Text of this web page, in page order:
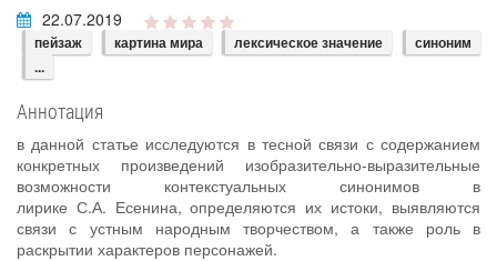
22.07.2019
пейзаж картина мира лексическое значение
синоним
...
Аннотация
в данной статье исследуются в тесной связи с содержанием
конкретных произведений изобразительно-выразительные
возможности контекстуальных синонимов в
лирике С.А. Есенина, определяются их истоки, выявляются
связи с устным народным творчеством, а также роль в
раскрытии характеров персонажей.